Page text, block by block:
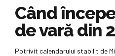
Când
de vară din
Potrivit calendarului stabilit de